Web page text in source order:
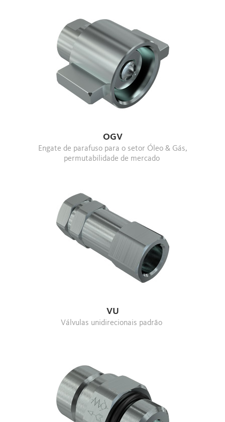
OGV
Engate de parafuso para o setor Óleo & Gás,
permutabilidade de mercado
VU
Válvulas unidirecionais padrão